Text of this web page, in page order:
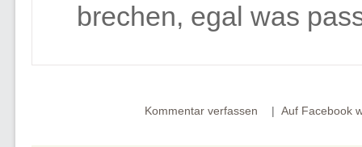
brechen, egal was
Kommentar verfassen Auf Facebook